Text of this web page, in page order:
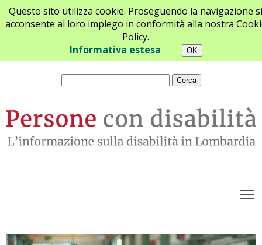
Questo sito utilizza cookie. Proseguendo la navigazione si
acconsente al loro impiego in conformità alla nostra
Policy.
Informativa estesa
Chi siamo Newsletter Contatti
Ultime notizie